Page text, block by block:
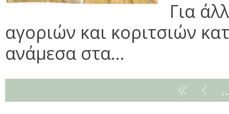
Για
αγοριών και κοριτσιών
ανάμεσα στα...